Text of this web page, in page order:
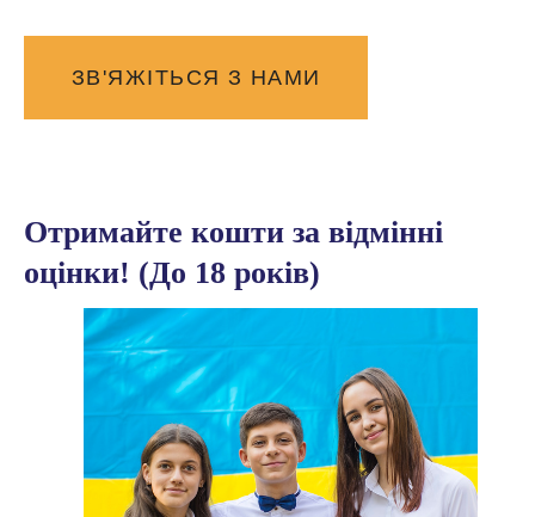
ЗВ'ЯЖІТЬСЯ З НАМИ
Отримайте кошти за відмінні
оцінки! (До 18 років)